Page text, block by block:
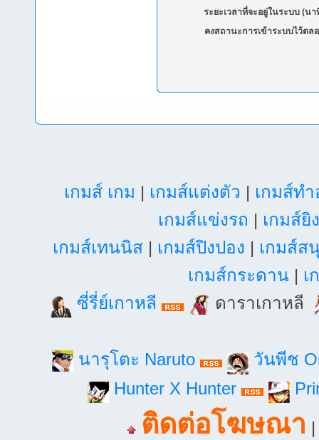
ระยะเวลาที่จะอยู่ในระบบ (นา
คงสถานะการเข้าระบบไว้ตล
เกมส์ เกม | เกมส์แต่งตัว | เกมส์ท
เกมส์แข่งรถ | เกมส์ยิ
เกมส์เทนนิส| เกมส์ปิงปอง | เกมส์ส
เกมส์กระดาน | เ
ซี่รี่ย์เกาหลี
ดาราเกาหลี
นารุโตะ Naruto
วันพีช
Hunter X Hunter
ติดต่อโฆษณา